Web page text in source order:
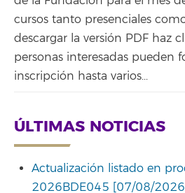
cursos tanto presenciales
descargar la versión PDF haz
personas interesadas pueden
inscripción hasta varios...
ÚLTIMAS NOTICIAS
Actualización listado en
2026BDE045 [07/08/